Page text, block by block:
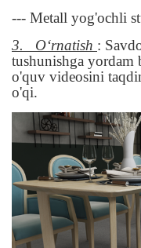
--- Metall yog'ochli
3.
Oʻrnatish :
tushunishga yordam
o'quv videosini
o'qi.